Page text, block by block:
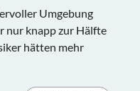
Umgebung
nur knapp zur Hälfte
hätten mehr